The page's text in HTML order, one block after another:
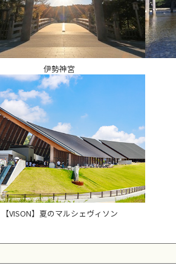
伊勢神宮
【VISON】夏のマルシェヴィソン